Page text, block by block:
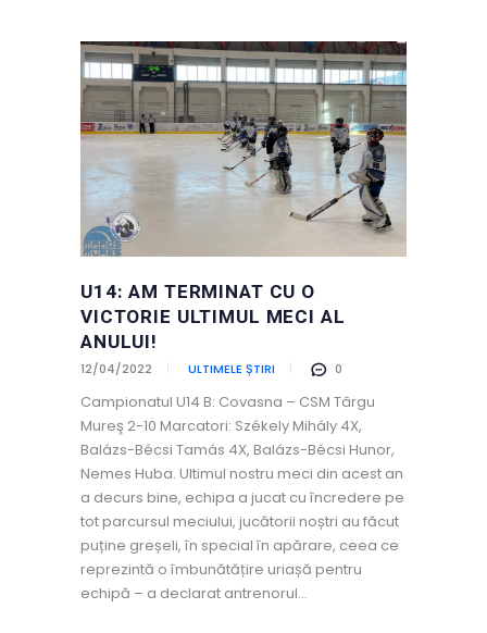
U14: AM TERMINAT CU O
VICTORIE ULTIMUL MECI AL
ANULUI!
12/04/2022 ULTIMELE ȘTIRI 0
Campionatul U14 B: Covasna – CSM Târgu
Mureş 2-10 Marcatori: Székely Mihály 4X,
Balázs-Bécsi Tamás 4X, Balázs-Bécsi Hunor,
Nemes Huba. Ultimul nostru meci din acest an
a decurs bine, echipa a jucat cu încredere pe
tot parcursul meciului, jucătorii noștri au făcut
puține greșeli, în special în apărare, ceea ce
reprezintă o îmbunătățire uriașă pentru
echipă – a declarat antrenorul…